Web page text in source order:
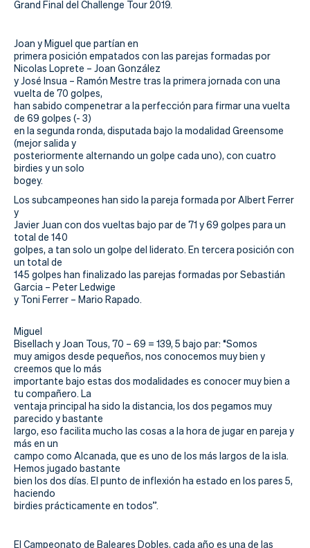
Actualidad
Tienda
Grand Final del Challenge Tour 2019.
Joan y Miguel que partían en
primera posición empatados con las parejas formadas por
Nicolas Loprete – Joan González
y José Insua – Ramón Mestre tras la primera jornada con una
vuelta de 70 golpes,
han sabido compenetrar a la perfección para firmar una vuelta
de 69 golpes (- 3)
en la segunda ronda, disputada bajo la modalidad Greensome
(mejor salida y
posteriormente alternando un golpe cada uno), con cuatro
birdies y un solo
bogey.
Los subcampeones han sido la pareja formada por Albert Ferrer
y
Javier Juan con dos vueltas bajo par de 71 y 69 golpes para un
total de 140
golpes, a tan solo un golpe del liderato. En tercera posición con
un total de
145 golpes han finalizado las parejas formadas por Sebastián
Garcia – Peter Ledwige
y Toni Ferrer – Mario Rapado.
Miguel
Bisellach y Joan Tous, 70 – 69 = 139, 5 bajo par: “Somos
muy amigos desde pequeños, nos conocemos muy bien y
creemos que lo más
importante bajo estas dos modalidades es conocer muy bien a
tu compañero. La
ventaja principal ha sido la distancia, los dos pegamos muy
parecido y bastante
largo, eso facilita mucho las cosas a la hora de jugar en pareja y
más en un
campo como Alcanada, que es uno de los más largos de la isla.
Hemos jugado bastante
bien los dos días. El punto de inflexión ha estado en los pares 5,
haciendo
birdies prácticamente en todos’’.
El Campeonato de Baleares Dobles, cada año es una de las